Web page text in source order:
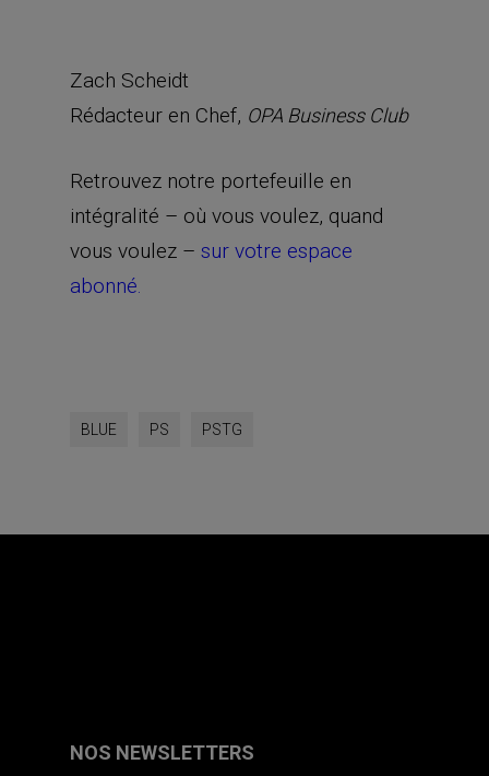
intégralité – où vous voulez, quand
vous voulez – sur votre espace
BLUE
Agora Bourse